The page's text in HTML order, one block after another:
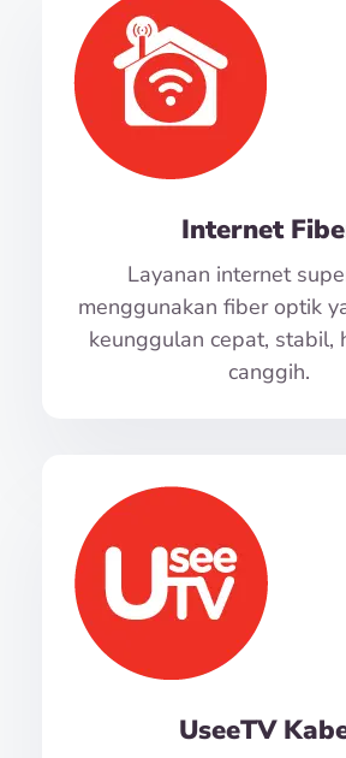
Internet
Layanan internet
menggunakan fiber optik
keunggulan cepat, stabil,
canggih.
UseeTV